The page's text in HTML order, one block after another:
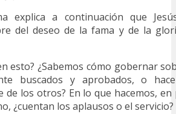
explica a continuación que
del deseo de la fama y de la
esto? ¿Sabemos cómo gobernar
buscados y aprobados, o
de los otros? En lo que hacemos,
¿cuentan los aplausos o el servicio?